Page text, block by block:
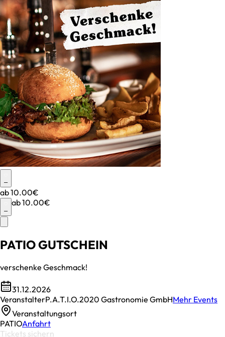
–
ab10.00€
–
ab10.00€
PATIO GUTSCHEIN
verschenke Geschmack!
31.12.2026
VeranstalterP.A.T.I.O.2020 Gastronomie GmbHMehr Events
Veranstaltungsort
PATIOAnfahrt
Tickets sichern